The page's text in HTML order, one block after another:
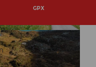
Urserntal Tourismus GmbH, Ferie
nregion Andermatt
GPX